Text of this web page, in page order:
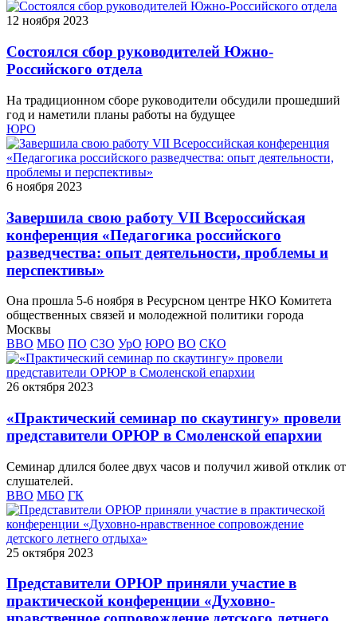
12 ноября 2023
Состоялся сбор руководителей Южно-
Российского отдела
На традиционном сборе руководители обсудили прошедший
год и наметили планы работы на будущее
ЮРО
6 ноября 2023
Завершила свою работу VII Всероссийская
конференция «Педагогика российского
разведчества: опыт деятельности, проблемы и
перспективы»
Она прошла 5-6 ноября в Ресурсном центре НКО Комитета
общественных связей и молодежной политики города
Москвы
ВВО МБО ПО СЗО УрО ЮРО ВО СКО
26 октября 2023
«Практический семинар по скаутингу» провели
представители ОРЮР в Смоленской епархии
Семинар длился более двух часов и получил живой отклик от
слушателей.
ВВО МБО ГК
25 октября 2023
Представители ОРЮР приняли участие в
практической конференции «Духовно-